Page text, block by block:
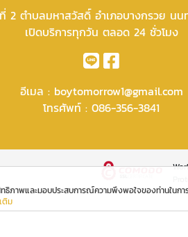
2 ตำบลมหาสวัสดิ์ อำเภอบางกรวย นน
เปิดบริการทุกวัน ตลอด 24 ชั่วโมง
อีเมล : boytomorrow1@gmail.com
โทรศัพท์ : 086-356-3841
ทธิภาพและมอบประสบการณ์ความพึงพอใจของท่านในกา
ติม